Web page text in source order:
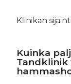
Klinikan
Kuinka
Tandklinik